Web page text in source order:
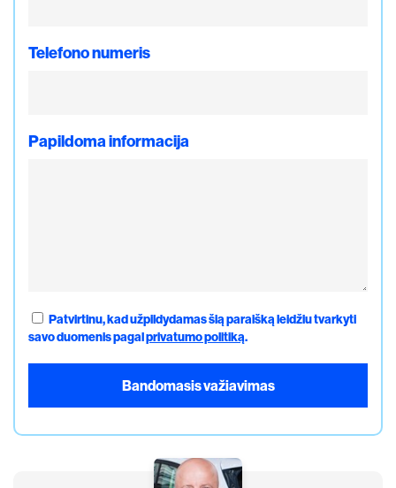
Telefono numeris
Papildoma informacija
Patvirtinu, kad užpildydamas šią paraišką leidžiu tvarkyti
savo duomenis pagalprivatumo politiką.